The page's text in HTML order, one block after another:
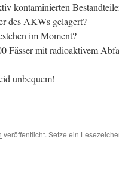
kontaminierten
des AKWs gelagert?
im Moment?
Fässer mit radioaktivem
unbequem!
veröffentlicht. Setze ein